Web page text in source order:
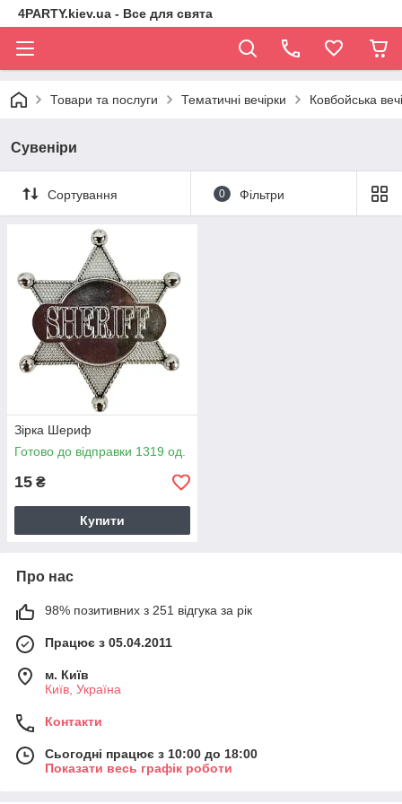
4PARTY.kiev.ua - Все для свята
Товари та послуги Тематичні вечірки Ковбойська
Сувеніри
Сортування 0 Фільтри
Зірка Шериф
Готово до відправки 1319 од.
15 ₴
Купити
Про нас
98% позитивних з 251 відгука за рік
Працює з 05.04.2011
м. Київ
Київ, Україна
Контакти
Сьогодні працює з 10:00 до 18:00
Показати весь графік роботи